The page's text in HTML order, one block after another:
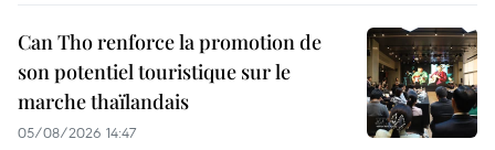
Can Tho renforce la promotion de
son potentiel touristique sur le
marche thaïlandais
05/08/2026 14:47